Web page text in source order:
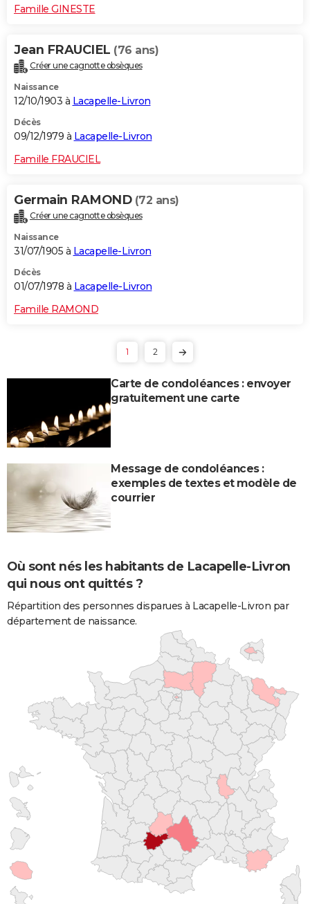
Famille GINESTE
Jean FRAUCIEL (76 ans)
Créer une cagnotte obsèques
Naissance
12/10/1903 à Lacapelle-Livron
Décès
09/12/1979 à Lacapelle-Livron
Famille FRAUCIEL
Germain RAMOND (72 ans)
Créer une cagnotte obsèques
Naissance
31/07/1905 à Lacapelle-Livron
Décès
01/07/1978 à Lacapelle-Livron
Famille RAMOND
1 2
Carte de condoléances : envoyer
gratuitement une carte
Message de condoléances :
exemples de textes et modèle de
courrier
Où sont nés les habitants de Lacapelle-Livron
qui nous ont quittés ?
Répartition des personnes disparues à Lacapelle-Livron par
département de naissance.